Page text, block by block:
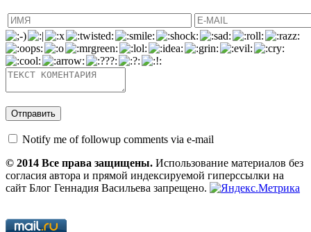
Notify me of followup comments via e-mail
© 2014 Все права защищены. Использование материалов без
согласия автора и прямой индексируемой гиперссылки на
сайт Блог Геннадия Васильева запрещено.